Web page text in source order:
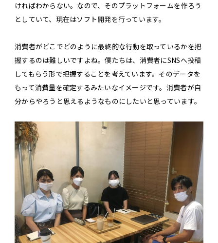
ければわからない。なので、そのプラットフォームを作ろう
としていて、現在はソフト開発を行っています。
消費者がどこでどのように最終的な行動を取っているかを把
握するのは難しいですよね。僕たちは、消費者にSNSへ投稿
してもらう形で把握することを考えています。そのデータを
もって消費量を確定するみたいなイメージです。消費者が自
分からやろうと思えるようなものにしたいと思っています。